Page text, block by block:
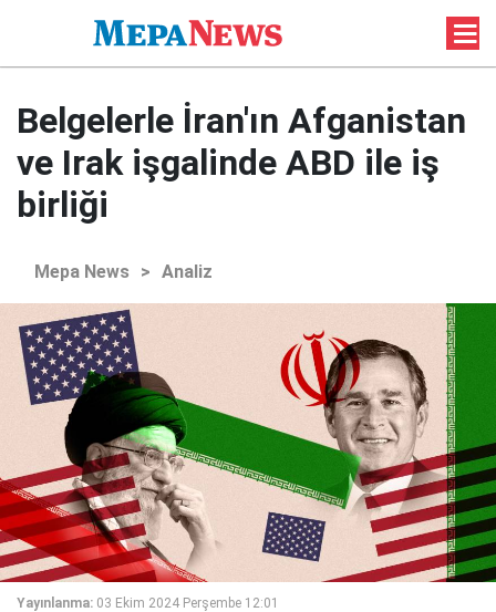
Belgelerle İran'ın Afganistan
ve Irak işgalinde ABD ile iş
birliği
Mepa News > Analiz
Yayınlanma: 03 Ekim 2024 Perşembe 12:01